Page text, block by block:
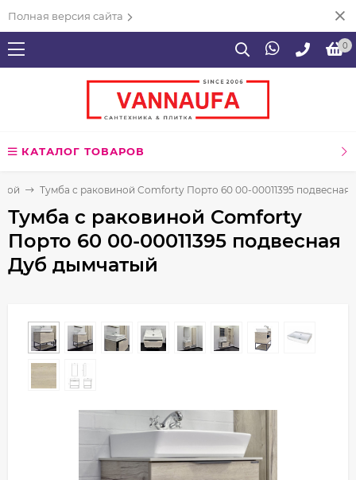
Полная версия сайта
0
КАТАЛОГ ТОВАРОВ
Тумба с раковиной Comforty Порто 60 00-00011395
Тумба с раковиной Comforty
Порто 60 00-00011395 подвесная
Дуб дымчатый